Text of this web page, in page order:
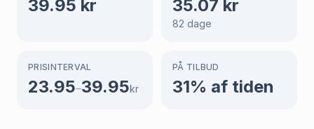
39.95 kr 35.07 kr
82 dage
PRISINTERVAL
23.95–39.95kr
PÅ TILBUD
31% af tiden